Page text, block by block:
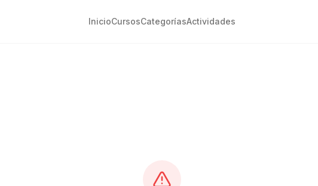
InicioCursosCategoríasActividades